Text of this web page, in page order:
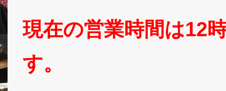
現在の営業時間は12
す。